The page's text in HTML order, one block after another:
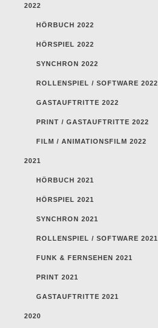
2022
HÖRBUCH 2022
HÖRSPIEL 2022
SYNCHRON 2022
ROLLENSPIEL / SOFTWARE 2022
GASTAUFTRITTE 2022
PRINT / GASTAUFTRITTE 2022
FILM / ANIMATIONSFILM 2022
2021
HÖRBUCH 2021
HÖRSPIEL 2021
SYNCHRON 2021
ROLLENSPIEL / SOFTWARE 2021
FUNK & FERNSEHEN 2021
PRINT 2021
GASTAUFTRITTE 2021
2020